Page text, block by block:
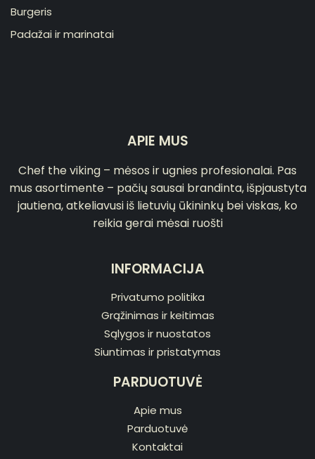
Burgeris
Padažai ir marinatai
APIE MUS
Chef the viking – mėsos ir ugnies profesionalai. Pas
mus asortimente – pačių sausai brandinta, išpjaustyta
jautiena, atkeliavusi iš lietuvių ūkininkų bei viskas, ko
reikia gerai mėsai ruošti
INFORMACIJA
Privatumo politika
Grąžinimas ir keitimas
Sąlygos ir nuostatos
Siuntimas ir pristatymas
PARDUOTUVĖ
Apie mus
Parduotuvė
Kontaktai